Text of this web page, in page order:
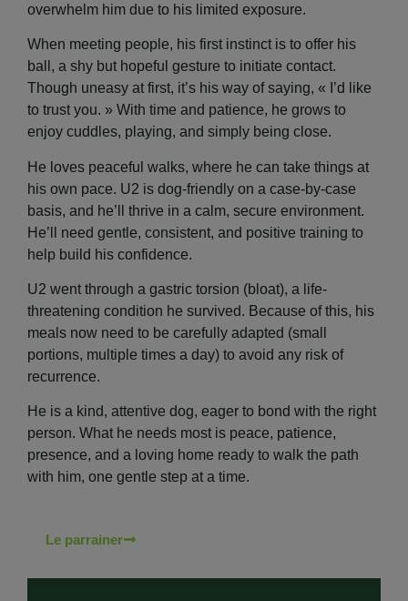
overwhelm him due to his limited exposure.
When meeting people, his first instinct is to offer his
ball, a shy but hopeful gesture to initiate contact.
Though uneasy at first, it’s his way of saying, « I’d like
to trust you. » With time and patience, he grows to
enjoy cuddles, playing, and simply being close.
He loves peaceful walks, where he can take things at
his own pace. U2 is dog-friendly on a case-by-case
basis, and he’ll thrive in a calm, secure environment.
He’ll need gentle, consistent, and positive training to
help build his confidence.
U2 went through a gastric torsion (bloat), a life-
threatening condition he survived. Because of this, his
meals now need to be carefully adapted (small
portions, multiple times a day) to avoid any risk of
recurrence.
He is a kind, attentive dog, eager to bond with the right
person. What he needs most is peace, patience,
presence, and a loving home ready to walk the path
with him, one gentle step at a time.
Le parrainer